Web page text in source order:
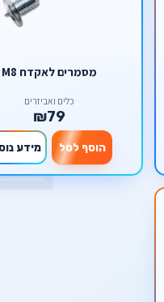
מסמרים לאקדח M8
כלים ואביזרים
₪79
הוסף לסל מידע